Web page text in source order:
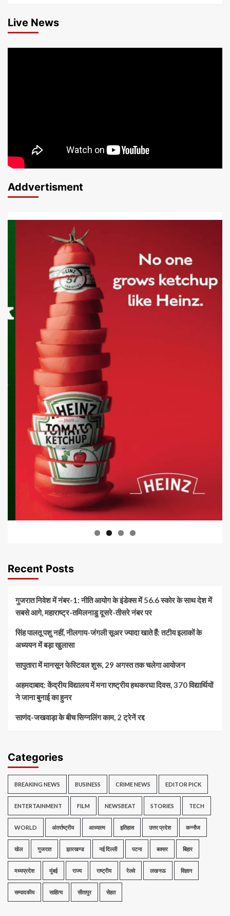
Live News
Addvertisment
Recent Posts
गुजरात निवेश में नंबर-1: नीति आयोग के इंडेक्स में 56.6 स्कोर के साथ देश में
सबसे आगे, महाराष्ट्र-तमिलनाडु दूसरे-तीसरे नंबर पर
सिंह पालतू पशु नहीं, नीलगाय-जंगली सूअर ज्यादा खाते हैं: तटीय इलाकों के
अध्ययन में बड़ा खुलासा
सापुतारा में मानसून फेस्टिवल शुरू, 29 अगस्त तक चलेगा आयोजन
अहमदाबाद: केंद्रीय विद्यालय में मना राष्ट्रीय हथकरघा दिवस, 370 विद्यार्थियों
ने जाना बुनाई का हुनर
साणंद-जखवाड़ा के बीच सिग्नलिंग काम, 2 ट्रेनें रद्द
Categories
BREAKING NEWS BUSINESS CRIME NEWS EDITOR PICK
ENTERTAINMENT FILM NEWSBEAT STORIES TECH
WORLD अंतर्राष्ट्रीय आध्यात्म इतिहास उत्तर प्रदेश कन्नौज
खेल गुजरात झारखण्ड नई दिल्ली पटना बक्सर बिहार
मध्यप्रदेश मुंबई राज्य राष्ट्रीय रेलवे लखनऊ विज्ञान
सम्पादकीय साहित्य सीतापुर सेहत